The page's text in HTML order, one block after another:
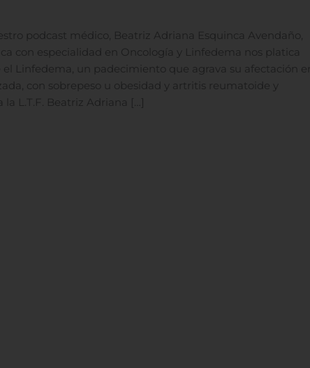
podcast médico, Beatriz Adriana Esquinca Avendaño,
con especialidad en Oncología y Linfedema nos platica
Linfedema, un padecimiento que agrava su afectación
con sobrepeso u obesidad y artritis reumatoide y
la L.T.F. Beatriz Adriana […]